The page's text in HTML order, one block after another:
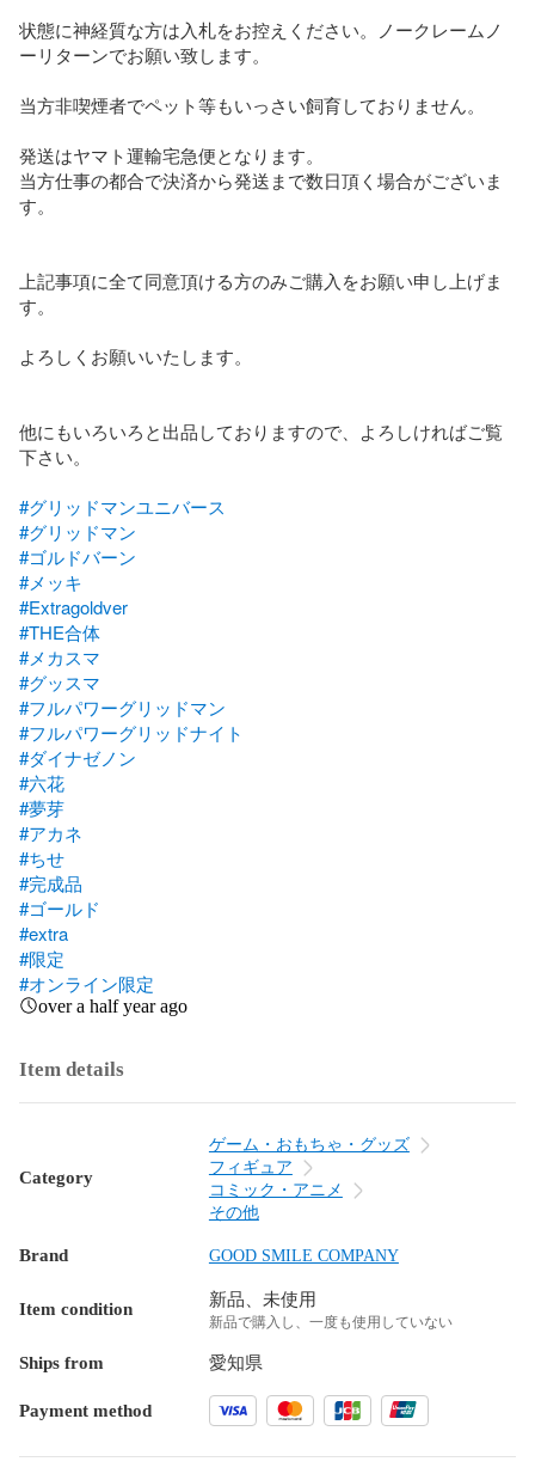
状態に神経質な方は入札をお控えください。ノークレームノ
ーリターンでお願い致します。
当方非喫煙者でペット等もいっさい飼育しておりません。
発送はヤマト運輸宅急便となります。
当方仕事の都合で決済から発送まで数日頂く場合がございま
す。
上記事項に全て同意頂ける方のみご購入をお願い申し上げま
す。
よろしくお願いいたします。
他にもいろいろと出品しておりますので、よろしければご覧
下さい。
#グリッドマンユニバース
#グリッドマン
#ゴルドバーン
#メッキ
#Extragoldver
#THE合体
#メカスマ
#グッスマ
#フルパワーグリッドマン
#フルパワーグリッドナイト
#ダイナゼノン
#六花
#夢芽
#アカネ
#ちせ
#完成品
#ゴールド
#extra
#限定
#オンライン限定
over a half year ago
Item details
Category
ゲーム・おもちゃ・グッズ
フィギュア
コミック・アニメ
その他
Brand GOOD SMILE COMPANY
Item condition 新品、未使用
新品で購入し、一度も使用していない
Ships from 愛知県
Payment method